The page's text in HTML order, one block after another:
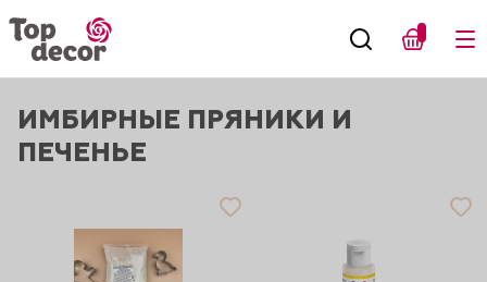
ИМБИРНЫЕ ПРЯНИКИ И
ПЕЧЕНЬЕ